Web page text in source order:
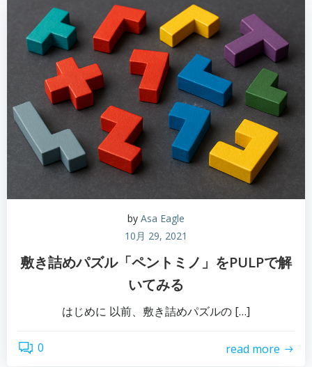
by Asa Eagle
10月 29, 2021
敷き詰めパズル「ペントミノ」をPULPで解
いてみる
はじめに 以前、敷き詰めパズルの […]
0 read more